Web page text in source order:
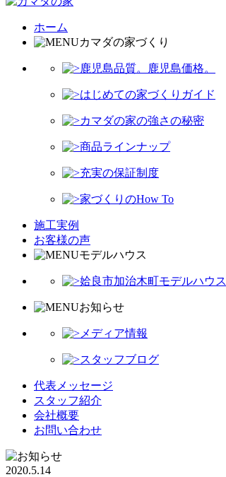
ホーム
カマダの家づくり
鹿児島品質。鹿児島価格。
はじめての家づくりガイド
カマダの家の強さの秘密
商品ラインナップ
充実の保証制度
家づくりのHow To
施工実例
お客様の声
モデルハウス
姶良市加治木町モデルハウス
お知らせ
メディア情報
スタッフブログ
代表メッセージ
スタッフ紹介
会社概要
お問い合わせ
2020.5.14